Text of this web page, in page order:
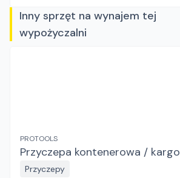
Inny sprzęt na wynajem tej
wypożyczalni
PROTOOLS
Przyczepa kontenerowa / kargo
Przyczepy